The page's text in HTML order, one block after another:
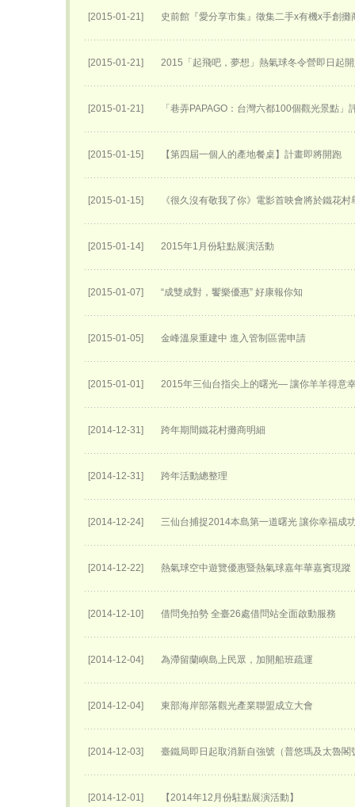
[2015-01-21] 史前館『愛分享市集』徵集二手x有機x手創攤
[2015-01-21] 2015「起飛吧，夢想」熱氣球冬令營即日起
[2015-01-21] 「巷弄PAPAGO：台灣六都100個觀光景點」
[2015-01-15] 【第四屆一個人的產地餐桌】計畫即將開跑
[2015-01-15] 《很久沒有敬我了你》電影首映會將於鐵花村
[2015-01-14] 2015年1月份駐點展演活動
[2015-01-07] “成雙成對，饗樂優惠” 好康報你知
[2015-01-05] 金峰溫泉重建中 進入管制區需申請
[2015-01-01] 2015年三仙台指尖上的曙光— 讓你羊羊得意
[2014-12-31] 跨年期間鐵花村攤商明細
[2014-12-31] 跨年活動總整理
[2014-12-24] 三仙台捕捉2014本島第一道曙光 讓你幸福成
[2014-12-22] 熱氣球空中遊覽優惠暨熱氣球嘉年華嘉賓現蹤
[2014-12-10] 借問免拍勢 全臺26處借問站全面啟動服務
[2014-12-04] 為滯留蘭嶼島上民眾，加開船班疏運
[2014-12-04] 東部海岸部落觀光產業聯盟成立大會
[2014-12-03] 臺鐵局即日起取消新自強號（普悠瑪及太魯閣
[2014-12-01] 【2014年12月份駐點展演活動】